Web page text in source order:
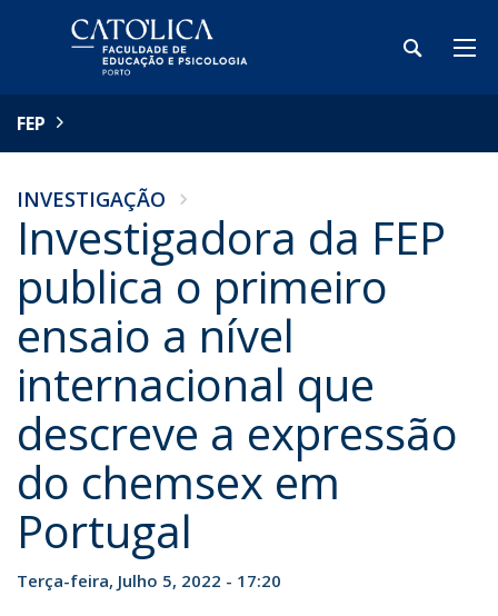
FEP
INVESTIGAÇÃO
Investigadora da FEP
publica o primeiro
ensaio a nível
internacional que
descreve a expressão
do chemsex em
Portugal
Terça-feira, Julho 5, 2022 - 17:20